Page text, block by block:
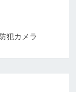
犯カメラ